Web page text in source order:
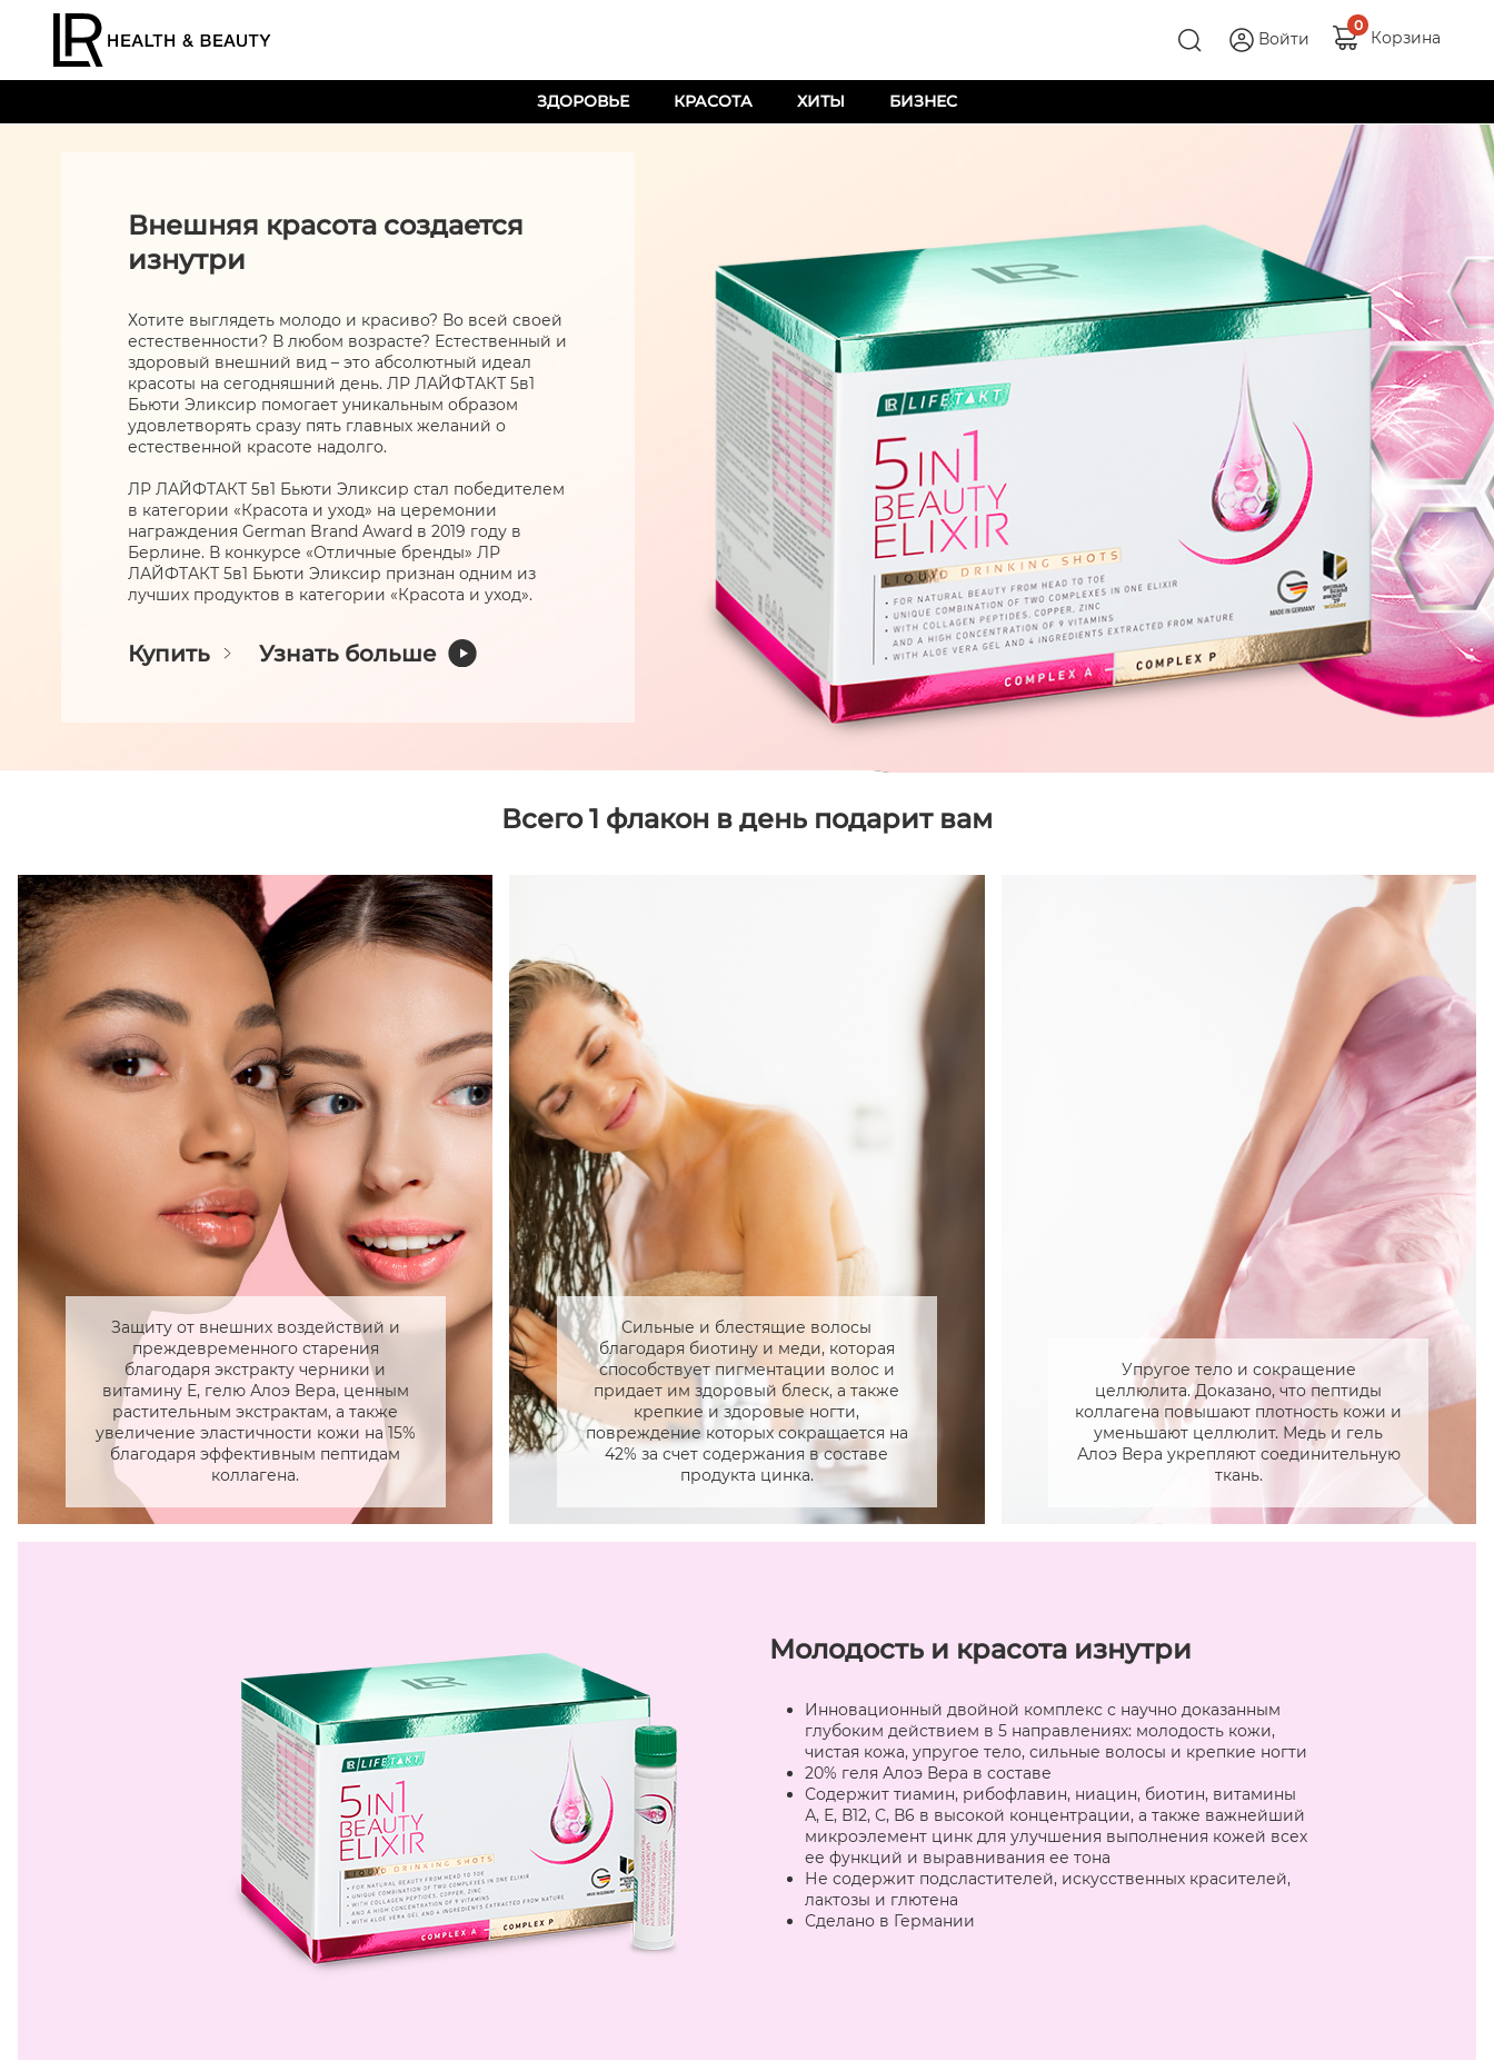
Войти
0
Корзина
ЗДОРОВЬЕ КРАСОТА ХИТЫ БИЗНЕС
Внешняя красота создается
изнутри
Хотите выглядеть молодо и красиво? Во всей своей
естественности? В любом возрасте? Естественный и
здоровый внешний вид – это абсолютный идеал
красоты на сегодняшний день. ЛР ЛАЙФТАКТ 5в1
Бьюти Эликсир помогает уникальным образом
удовлетворять сразу пять главных желаний о
естественной красоте надолго.
ЛР ЛАЙФТАКТ 5в1 Бьюти Эликсир стал победителем
в категории «Красота и уход» на церемонии
награждения German Brand Award в 2019 году в
Берлине. В конкурсе «Отличные бренды» ЛР
ЛАЙФТАКТ 5в1 Бьюти Эликсир признан одним из
лучших продуктов в категории «Красота и уход».
Купить Узнать больше
Всего 1 флакон в день подарит вам
Защиту от внешних воздействий и
преждевременного старения
благодаря экстракту черники и
витамину Е, гелю Алоэ Вера, ценным
растительным экстрактам, а также
увеличение эластичности кожи на 15%
благодаря эффективным пептидам
коллагена.
Сильные и блестящие волосы
благодаря биотину и меди, которая
способствует пигментации волос и
придает им здоровый блеск, а также
крепкие и здоровые ногти,
повреждение которых сокращается на
42% за счет содержания в составе
продукта цинка.
Упругое тело и сокращение
целлюлита. Доказано, что пептиды
коллагена повышают плотность кожи и
уменьшают целлюлит. Медь и гель
Алоэ Вера укрепляют соединительную
ткань.
Молодость и красота изнутри
Инновационный двойной комплекс с научно доказанным
глубоким действием в 5 направлениях: молодость кожи,
чистая кожа, упругое тело, сильные волосы и крепкие ногти
20% геля Алоэ Вера в составе
Содержит тиамин, рибофлавин, ниацин, биотин, витамины
А, Е, В12, С, В6 в высокой концентрации, а также важнейший
микроэлемент цинк для улучшения выполнения кожей всех
ее функций и выравнивания ее тона
Не содержит подсластителей, искусственных красителей,
лактозы и глютена
Сделано в Германии